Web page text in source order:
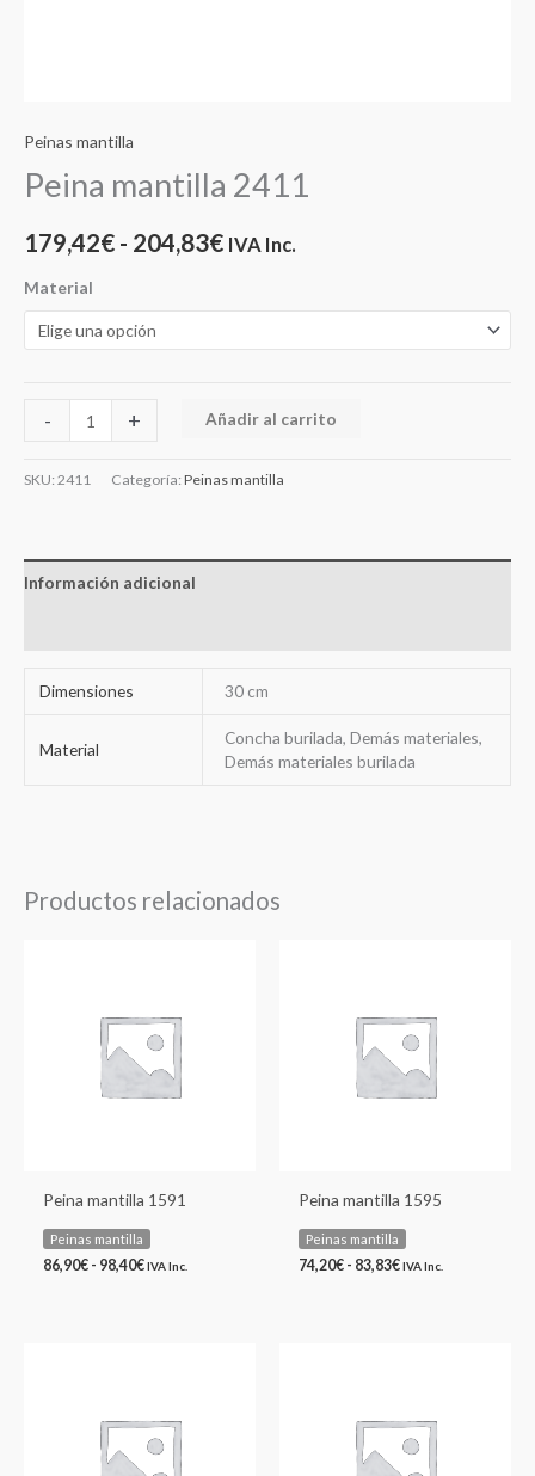
Peinas mantilla
Peina mantilla 2411
179,42€ - 204,83€ IVA Inc.
Material
- + Añadir al carrito
SKU: 2411 Categoría: Peinas mantilla
Información adicional
Dimensiones 30 cm
Material
Concha burilada, Demás materiales,
Demás materiales burilada
Productos relacionados
Peina mantilla 1591
Peinas mantilla
86,90€ - 98,40€
86,90€
hasta
98,40€
IVA Inc.
Peina mantilla 1595
Peinas mantilla
74,20€ - 83,83€
74,20€
hasta
83,83€
IVA Inc.
130,75€
hasta
148,81€
73,27€
hasta
82,62€